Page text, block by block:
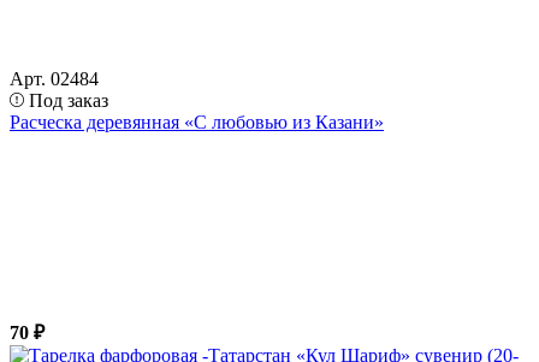
Арт. 02484
Под заказ
Расческа деревянная «С любовью из Казани»
70 ₽